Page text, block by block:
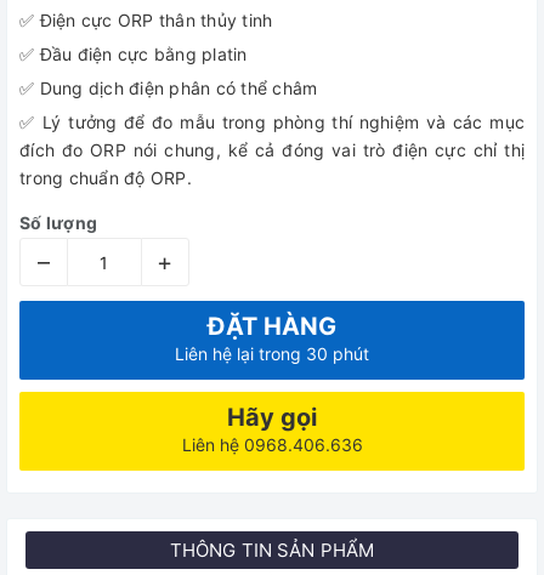
✅ Điện cực ORP thân thủy tinh
✅ Đầu điện cực bằng platin
✅ Dung dịch điện phân có thể châm
✅ Lý tưởng để đo mẫu trong phòng thí nghiệm và các mục
đích đo ORP nói chung, kể cả đóng vai trò điện cực chỉ thị
trong chuẩn độ ORP.
Số lượng
– +
ĐẶT HÀNG
Liên hệ lại trong 30 phút
Hãy gọi
Liên hệ 0968.406.636
THÔNG TIN SẢN PHẨM